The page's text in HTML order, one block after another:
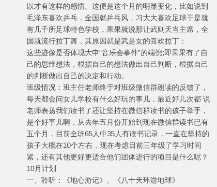
以才有这样的感悟。这便是这个月的明显变化，比如说到
毛泽东喜欢乒乓，全国就乒乓风，习大大喜欢足球于是就
有几千所足球特色学校，果果就说那让武则天当主席，全
国就流行拉丁舞，其原因就是武是女的喜欢拉丁；
这些迹像是否体现大申“音乐会事件”的端倪;即果果有了自
己的思维想法，根据自己的想法做出自己判断，根据自己
的判断做出自己的决定和行动。
班级情况：班主任老师终于对班级微信群朗读的反馈了，
每天都会问女儿学校有什么好玩的事儿，最近好几次都 说
老师表扬我们读书了还让坚持在微信群读书的孩子举手，
是个好事儿啊，从去年五月份开始到现在微信群读书已有
五个月，目前全班65人中35人有读书记录，一直在坚持的
孩子大概在10个左右，现在考虑目前三年级了学习时间
紧，还有其他更好更适合他们团体进行的项目是什么呢？
10月计划
一、聆听：《地心游记》、《八十天环游地球》